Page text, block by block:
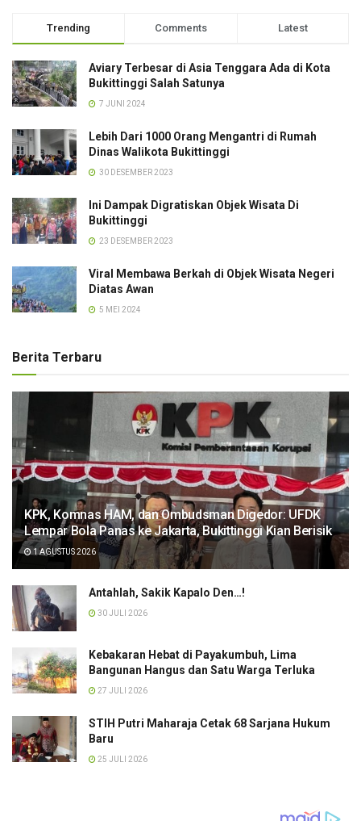
Trending Comments Latest
Aviary Terbesar di Asia Tenggara Ada di Kota
Bukittinggi Salah Satunya
7 JUNI 2024
Lebih Dari 1000 Orang Mengantri di Rumah
Dinas Walikota Bukittinggi
30 DESEMBER 2023
Ini Dampak Digratiskan Objek Wisata Di
Bukittinggi
23 DESEMBER 2023
Viral Membawa Berkah di Objek Wisata Negeri
Diatas Awan
5 MEI 2024
Berita Terbaru
KPK, Komnas HAM, dan Ombudsman Digedor: UFDK
Lempar Bola Panas ke Jakarta, Bukittinggi Kian Berisik
1 AGUSTUS 2026
Antahlah, Sakik Kapalo Den…!
30 JULI 2026
Kebakaran Hebat di Payakumbuh, Lima
Bangunan Hangus dan Satu Warga Terluka
27 JULI 2026
STIH Putri Maharaja Cetak 68 Sarjana Hukum
Baru
25 JULI 2026